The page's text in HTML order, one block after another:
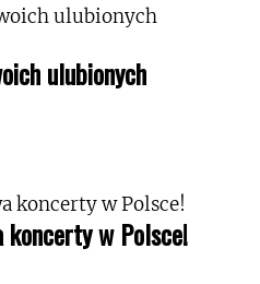
ulubionych
koncerty w Polsce!